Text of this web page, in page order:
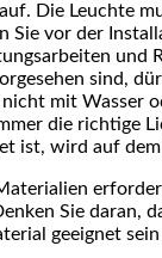
Die Leuchte
Sie vor der
und
sind,
mit Wasser
die richtige
ist, wird auf
Sie daran,
geeignet